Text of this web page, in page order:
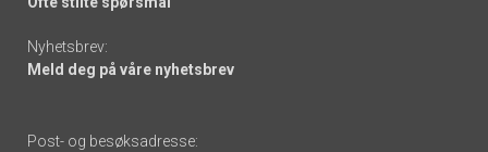
Nyhetsbrev:
Meld deg på våre nyhetsbrev
Post- og besøksadresse: